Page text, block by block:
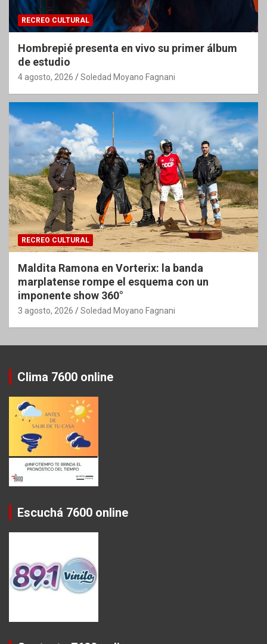
RECREO CULTURAL
Hombrepié presenta en vivo su primer álbum
de estudio
4 agosto, 2026 Soledad Moyano Fagnani
RECREO CULTURAL
Maldita Ramona en Vorterix: la banda
marplatense rompe el esquema con un
imponente show 360°
3 agosto, 2026 Soledad Moyano Fagnani
Clima 7600 online
Escuchá 7600 online